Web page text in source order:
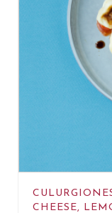
CHEESE,